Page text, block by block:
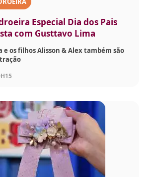
Especial Dia dos Pais
com Gusttavo Lima
e os filhos Alisson & Alex também são